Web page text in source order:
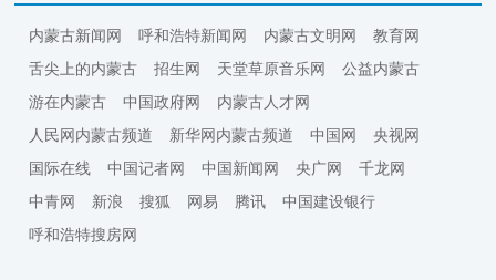
内蒙古新闻网 呼和浩特新闻网 内蒙古文明网
教育网
舌尖上的内蒙古
招生网 天堂草原音乐网
公益内蒙古
游在内蒙古
中国政府网
内蒙古人才网
人民网内蒙古频道
新华网内蒙古频道 中国网
央视网
国际在线
中国记者网 中国新闻网 央广网
千龙网
中青网
新浪 搜狐 网易 腾讯
中国建设银行
呼和浩特搜房网